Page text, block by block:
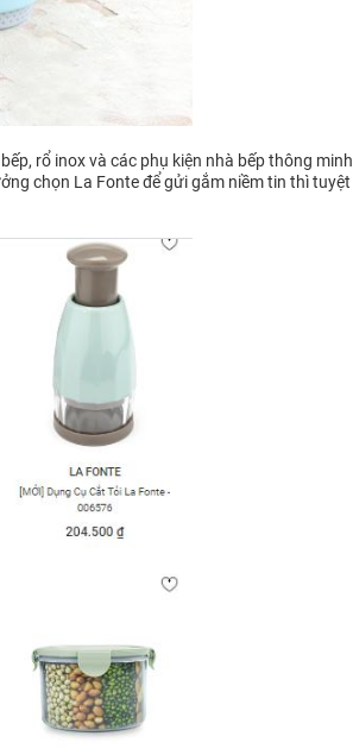
rổ inox và các phụ kiện nhà bếp thông minh
chọn La Fonte để gửi gắm niềm tin thì tuyệt